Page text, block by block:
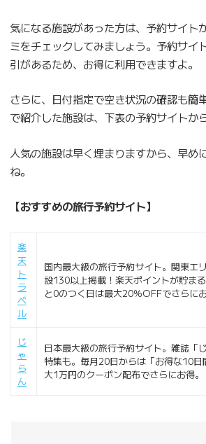
気になる施設があった方は、予約サイト
ミをチェックしてみましょう。予約サイ
引があるため、お得に利用できますよ。
さらに、日付指定で空き状況の確認も簡
で紹介した施設は、下表の予約サイトか
人気の施設は早く埋まりますから、早め
ね。
【おすすめの旅行予約サイト】
楽
天
ト
ラ
ベ
ル
国内最大級の旅行予約サイト。関東エ
設130以上掲載！楽天ポイントが貯ま
と0のつく日は最大20％OFFでさらに
じ
ゃ
ら
ん
日本最大級の旅行予約サイト。雑誌「
特集も。毎月20日からは「お得な10日
大1万円のクーポン配布でさらにお得。